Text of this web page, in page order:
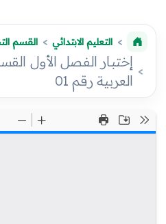
التعليم الابتدائي القسم
إختبار الفصل الأول
العربية رقم 01